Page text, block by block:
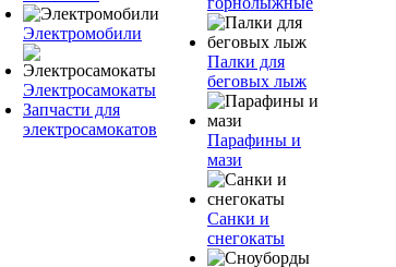
Электромобили
Электросамокаты
Запчасти для
электросамокатов
Палки для
беговых лыж
Парафины и
мази
Санки и
снегокаты